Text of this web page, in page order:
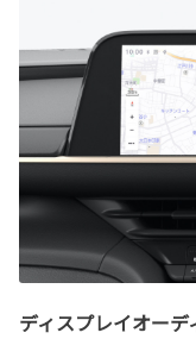
ディスプレイオー